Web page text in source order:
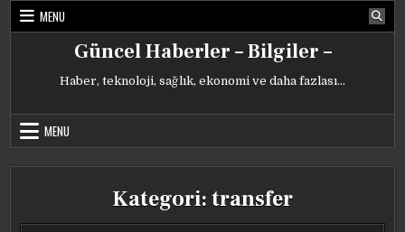
Skip
MENU
Güncel Haberler – Bilgiler –
Haber, teknoloji, sağlık, ekonomi ve daha fazlası…
MENU
Kategori:transfer